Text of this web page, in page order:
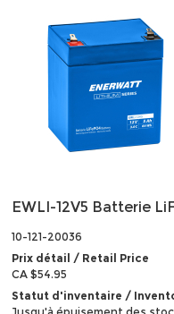
EWLI-12V5 Batterie
10-121-20036
Prix détail / Retail Price
CA $54.95
Statut d'inventaire /